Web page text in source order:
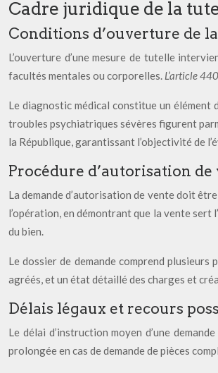
Cadre juridique de la
Conditions d’ouverture de
L’ouverture d’une mesure de tutelle
facultés mentales ou corporelles. L’article
Le diagnostic médical constitue un élément
troubles psychiatriques sévères figurent
la République, garantissant l’objectivité de
Procédure d’autorisation
La demande d’autorisation de vente doit
l’opération, en démontrant que la vente
du bien.
Le dossier de demande comprend
agréés, et un état détaillé des charges et
Délais légaux et recours
Le délai d’instruction moyen d’une
prolongée en cas de demande de pièces